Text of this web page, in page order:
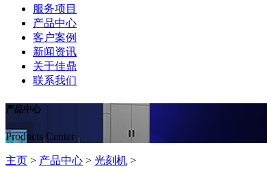
服务项目
产品中心
客户案例
新闻资讯
关于佳鼎
联系我们
产品中心
Products Center
主页 > 产品中心 > 光刻机 >